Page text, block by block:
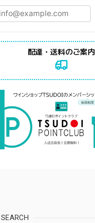
配達・送料のご案内
SEARCH